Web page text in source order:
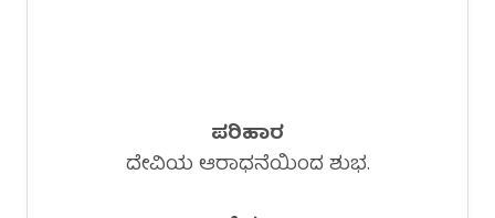
ಪರಿಹಾರ
ದೇವಿಯ ಆರಾಧನೆಯಿಂದ ಶುಭ.